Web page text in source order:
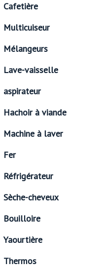
Cafetière
Multicuiseur
Mélangeurs
Lave-vaisselle
aspirateur
Hachoir à viande
Machine à laver
Fer
Réfrigérateur
Sèche-cheveux
Bouilloire
Yaourtière
Thermos